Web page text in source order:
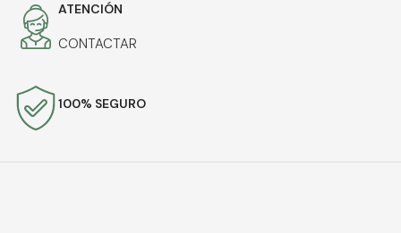
ATENCIÓN
CONTACTAR
100% SEGURO